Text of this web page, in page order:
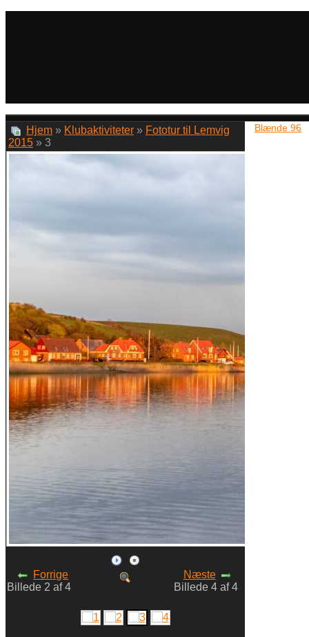
Blænde 96
Hjem » Klubaktiviteter » Fototur til Lemvig
2015 » 3
Forrige
Billede 2 af 4
Næste
Billede 4 af 4